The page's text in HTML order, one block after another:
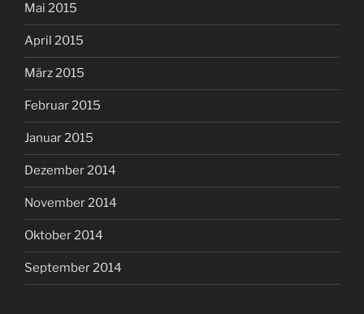
Mai 2015
April 2015
März 2015
Februar 2015
Januar 2015
Dezember 2014
November 2014
Oktober 2014
September 2014